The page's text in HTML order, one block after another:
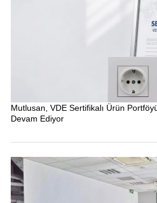
Mutlusan, VDE Sertifikalı Ürün
Devam Ediyor